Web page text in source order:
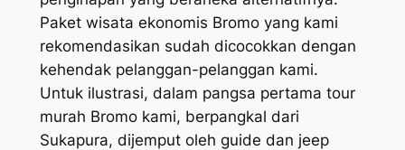
Paket wisata ekonomis Bromo yang kami
rekomendasikan sudah dicocokkan dengan
kehendak pelanggan-pelanggan kami.
Untuk ilustrasi, dalam pangsa pertama tour
murah Bromo kami, berpangkal dari
Sukapura, dijemput oleh guide dan jeep